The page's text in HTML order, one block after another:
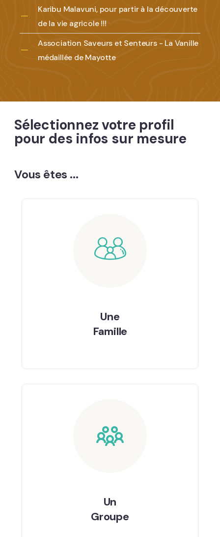
Karibu Malavuni, pour partir à la découverte
de la vie agricole !!!
Association Saveurs et Senteurs - La Vanille
médaillée de Mayotte
Sélectionnez votre profil
pour des infos sur mesure
Vous êtes ...
Une
Famille
Un
Groupe